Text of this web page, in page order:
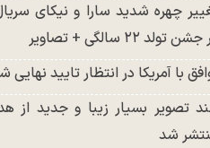
چهره شدید سارا و نیکای
تولد ۲۲ سالگی + تصاویر
با آمریکا در انتظار تایید نهایی
تصویر بسیار زیبا و جدید از
شد